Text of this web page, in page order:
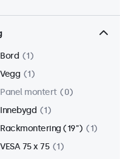
Bord
1
Vegg
1
Panel montert
0
Innebygd
1
Rackmontering (19")
1
VESA 75 x 75
1